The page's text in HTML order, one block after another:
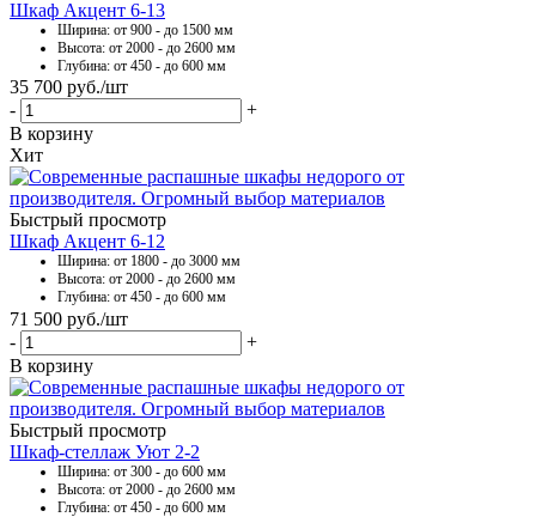
Шкаф Акцент 6-13
Ширина: от 900 - до 1500 мм
Высота: от 2000 - до 2600 мм
Глубина: от 450 - до 600 мм
35 700 руб./шт
-
+
В корзину
Хит
Быстрый просмотр
Шкаф Акцент 6-12
Ширина: от 1800 - до 3000 мм
Высота: от 2000 - до 2600 мм
Глубина: от 450 - до 600 мм
71 500 руб./шт
-
+
В корзину
Быстрый просмотр
Шкаф-стеллаж Уют 2-2
Ширина: от 300 - до 600 мм
Высота: от 2000 - до 2600 мм
Глубина: от 450 - до 600 мм